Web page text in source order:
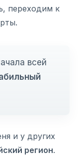
переходим к
всей
и у других
регион.